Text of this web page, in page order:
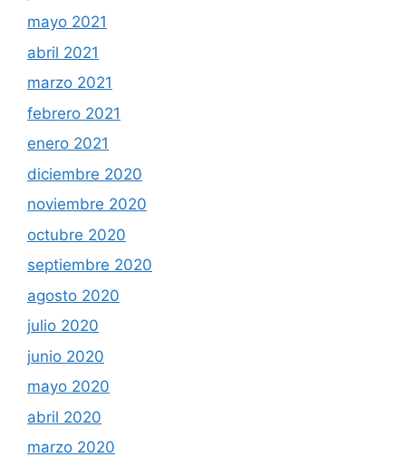
mayo 2021
abril 2021
marzo 2021
febrero 2021
enero 2021
diciembre 2020
noviembre 2020
octubre 2020
septiembre 2020
agosto 2020
julio 2020
junio 2020
mayo 2020
abril 2020
marzo 2020